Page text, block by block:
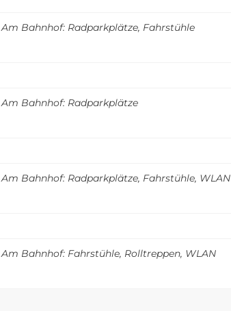
Am Bahnhof: Radparkplätze, Fahrstühle
Am Bahnhof: Radparkplätze
Am Bahnhof: Radparkplätze, Fahrstühle, WLAN
Am Bahnhof: Fahrstühle, Rolltreppen, WLAN